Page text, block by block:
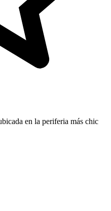
en la periferia más chic